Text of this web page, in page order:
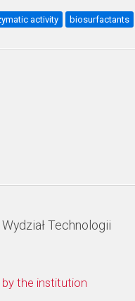
activity biosurfactants
Technologii
the institution